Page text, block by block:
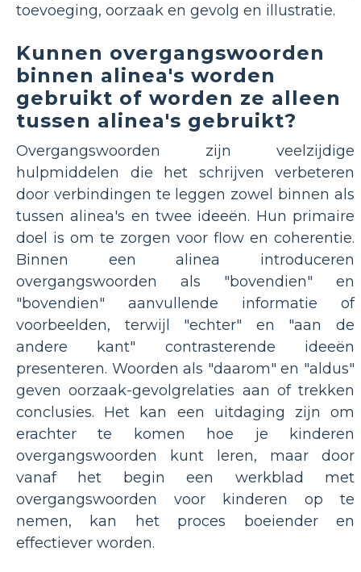
toevoeging, oorzaak en gevolg en illustratie.
Kunnen overgangswoorden
binnen alinea's worden
gebruikt of worden ze alleen
tussen alinea's gebruikt?
Overgangswoorden zijn veelzijdige
hulpmiddelen die het schrijven verbeteren
door verbindingen te leggen zowel binnen als
tussen alinea's en twee ideeën. Hun primaire
doel is om te zorgen voor flow en coherentie.
Binnen een alinea introduceren
overgangswoorden als "bovendien" en
"bovendien" aanvullende informatie of
voorbeelden, terwijl "echter" en "aan de
andere kant" contrasterende ideeën
presenteren. Woorden als "daarom" en "aldus"
geven oorzaak-gevolgrelaties aan of trekken
conclusies. Het kan een uitdaging zijn om
erachter te komen hoe je kinderen
overgangswoorden kunt leren, maar door
vanaf het begin een werkblad met
overgangswoorden voor kinderen op te
nemen, kan het proces boeiender en
effectiever worden.